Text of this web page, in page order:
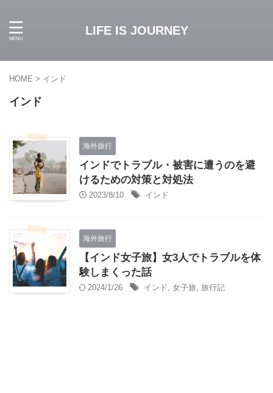
LIFE IS JOURNEY
HOME > インド
インド
海外旅行
インドでトラブル・被害に遭うのを避
けるための対策と対処法
2023/8/10 インド
海外旅行
【インド女子旅】女3人でトラブルを体
験しまくった話
2024/1/26 インド , 女子旅, 旅行記